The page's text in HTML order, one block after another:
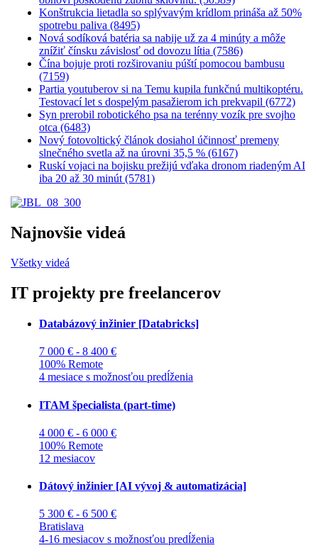
Konštrukcia lietadla so splývavým krídlom prináša až 50%
spotrebu paliva (8495)
Nová sodíková batéria sa nabije už za 4 minúty a môže
znížiť čínsku závislosť od dovozu lítia (7586)
Čína bojuje proti rozširovaniu púští pomocou bambusu
(7159)
Partia youtuberov si na Temu kupila funkčnú multikoptéru.
Testovací let s dospelým pasažierom ich prekvapil (6772)
Syn prerobil robotického psa na terénny vozík pre svojho
otca (6483)
Nový fotovoltický článok dosiahol účinnosť premeny
slnečného svetla až na úrovni 35,5 % (6167)
Ruskí vojaci na bojisku prežijú vďaka dronom riadeným AI
iba 20 až 30 minút (5781)
Najnovšie videá
Všetky videá
IT projekty pre freelancerov
Databázový inžinier [Databricks]
7 000 € - 8 400 €
100% Remote
4 mesiace s možnosťou predĺženia
ITAM špecialista (part-time)
4 000 € - 6 000 €
100% Remote
12 mesiacov
Dátový inžinier [AI vývoj & automatizácia]
5 300 € - 6 500 €
Bratislava
4-16 mesiacov s možnosťou predĺženia